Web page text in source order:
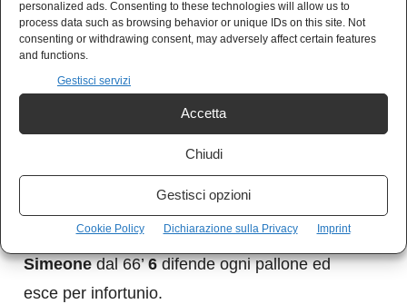
personalized ads. Consenting to these technologies will allow us to
process data such as browsing behavior or unique IDs on this site. Not
consenting or withdrawing consent, may adversely affect certain features
and functions.
Gestisci servizi
Accetta
Chiudi
Gestisci opzioni
Cookie Policy Dichiarazione sulla Privacy Imprint
fascia e lui partecipa all’azione ma è anche
impreciso sotto porta.
fatica. Il Napoli poco dominante non l’aiuta.
problemi alla difesa avversaria.
Simeonedal 66’6difende ogni pallone ed
esce per infortunio.